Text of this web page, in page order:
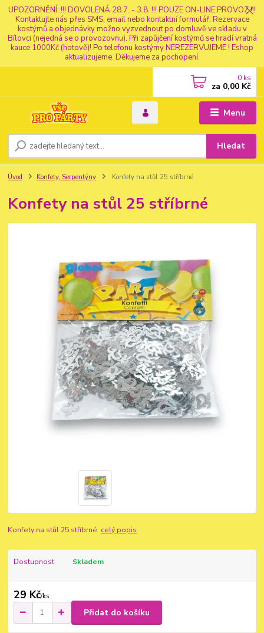
UPOZORNĚNÍ: !!! DOVOLENÁ 28.7. - 3.8. !!! POUZE ON-LINE PROVOZ !!!
Kontaktujte nás přes SMS, email nebo kontaktní formulář. Rezervace
kostýmů a objednávky možno vyzvednout po domluvě ve skladu v
Bílovci (nejedná se o provozovnu). Při zapůjčení kostýmů se hradí vratná
kauce 1000Kč (hotově)! Po telefonu kostýmy NEREZERVUJEME ! Eshop
aktualizujeme. Děkujeme za pochopení.
Menu
Hledat
0 ks
za 0,00 Kč
Úvod Konfety, Serpentýny Konfety na stůl 25 stříbrné
Konfety na stůl 25 stříbrné
Konfety na stůl 25 stříbrné celý popis
Dostupnost Skladem
29 Kč/ks
Přidat do košíku